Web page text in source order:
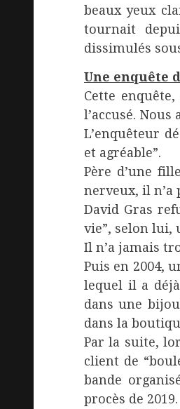
beaux yeux
tournait
dissimulés
Une enquête
Cette
l’accusé.
L’enquêteur
et agréable”.
Père d’une
nerveux, il n’a
David Gras
vie”, selon lui,
Il n’a jamais
Puis en 2004,
lequel il a
dans une
dans la
Par la suite,
client de
bande
procès de 2019.